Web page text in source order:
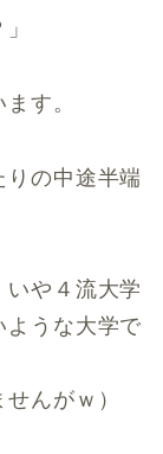
す。
の中途半端
や４流大学
ような大学で
んがｗ）